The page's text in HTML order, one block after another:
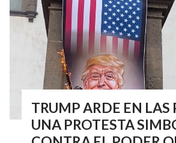
TRUMP ARDE EN LAS
UNA PROTESTA